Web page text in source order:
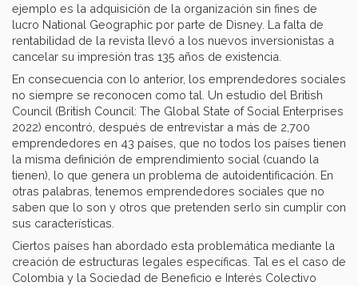
ejemplo es la adquisición de la organización sin fines de
lucro National Geographic por parte de Disney. La falta de
rentabilidad de la revista llevó a los nuevos inversionistas a
cancelar su impresión tras 135 años de existencia.
En consecuencia con lo anterior, los emprendedores sociales
no siempre se reconocen como tal. Un estudio del British
Council (British Council: The Global State of Social Enterprises
2022) encontró, después de entrevistar a más de 2,700
emprendedores en 43 países, que no todos los países tienen
la misma definición de emprendimiento social (cuando la
tienen), lo que genera un problema de autoidentificación. En
otras palabras, tenemos emprendedores sociales que no
saben que lo son y otros que pretenden serlo sin cumplir con
sus características.
Ciertos países han abordado esta problemática mediante la
creación de estructuras legales específicas. Tal es el caso de
Colombia y la Sociedad de Beneficio e Interés Colectivo